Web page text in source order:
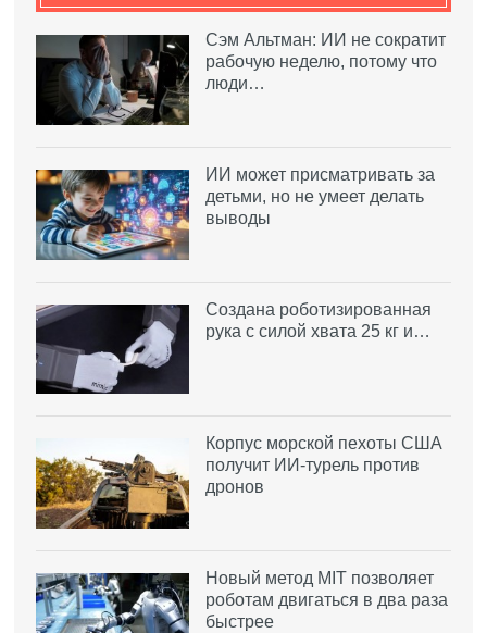
Сэм Альтман: ИИ не сократит
рабочую неделю, потому что
люди…
ИИ может присматривать за
детьми, но не умеет делать
выводы
Создана роботизированная
рука с силой хвата 25 кг и…
Корпус морской пехоты США
получит ИИ-турель против
дронов
Новый метод MIT позволяет
роботам двигаться в два раза
быстрее